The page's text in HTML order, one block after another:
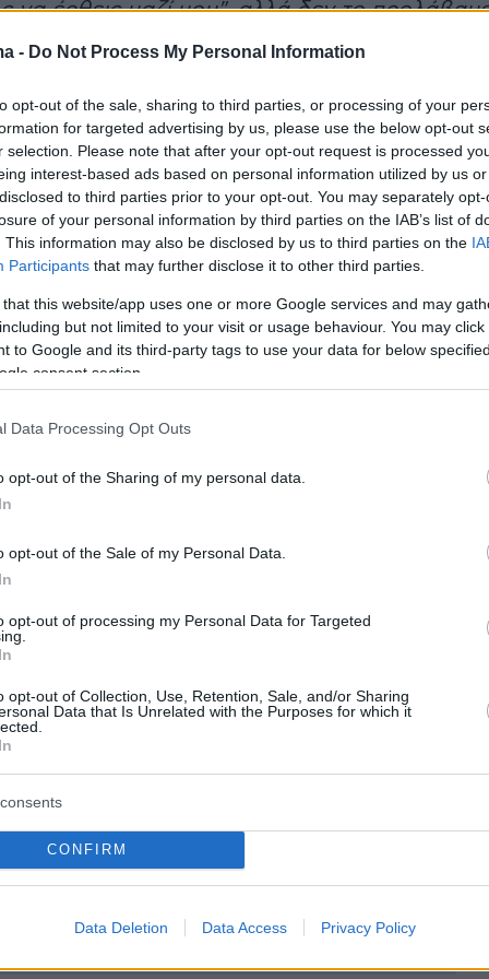
- Do Not Process My Personal Information
opt-out of the sale, sharing to third parties, or processing of your
for targeted advertising by us, please use the below opt-out
selection. Please note that after your opt-out request is processed
interest-based ads based on personal information utilized by us
to third parties prior to your opt-out. You may separately
of your personal information by third parties on the IAB’s list of
This information may also be disclosed by us to third parties on the
Participants that may further disclose it to other third parties.
that this website/app uses one or more Google services and may
but not limited to your visit or usage behaviour. You may
to Google and its third-party tags to use your data for below
consent section.
Data Processing Opt Outs
opt-out of the Sharing of my personal data.
opt-out of the Sale of my Personal Data.
opt-out of processing my Personal Data for Targeted
opt-out of Collection, Use, Retention, Sale, and/or Sharing
Data that Is Unrelated with the Purposes for which it
CONFIRM
Data Deletion Data Access Privacy Policy
να έρθεις μαζί μου", αλλά δεν το
, ανέφερε.
v-d9i58q0y0e2h)
θυμήθηκε και τις δύσκολες στιγμές που
όπου βρισκόταν για συναυλίες, όταν
την απώλεια του πατέρα του.«Ήμουν
για συναυλίες όταν πέθανε, ήταν Πέμπτη,
άρον άρον για Σάββατο, ώστε να γίνει η
τη βαθιά επίδραση που είχε ο θάνατος του
στη ζωή του, ο Άγγελος Διονυσίου
έχουν περάσει τόσα χρόνια. Να φανταστείς
έχω πάει 3-4 φορές στο νεκροταφείο. Δεν
δεν μπορώ να δεχτώ ότι είναι
μπλακ άουτ σε όλη την Ισπανία και περιοχές
και της Γαλλίας - Άγνωστα μέχρι τώρα τα
τριήμερη κατάπαυση πυρός στο
- Σε ισχύ από τα μεσάνυχτα της